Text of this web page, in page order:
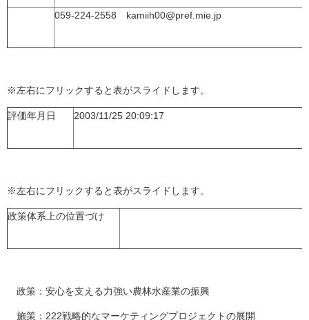
059-224-2558 kamiih00@pref.mie.jp
※左右にフリックすると表がスライドします。
評価年月日 2003/11/25 20:09:17
※左右にフリックすると表がスライドします。
政策体系上の位置づけ
政策：安心を支える力強い農林水産業の振興
施策：222戦略的なマーケティングプロジェクトの展開